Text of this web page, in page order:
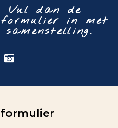
Vul dan de
formulier in met
samenstelling.